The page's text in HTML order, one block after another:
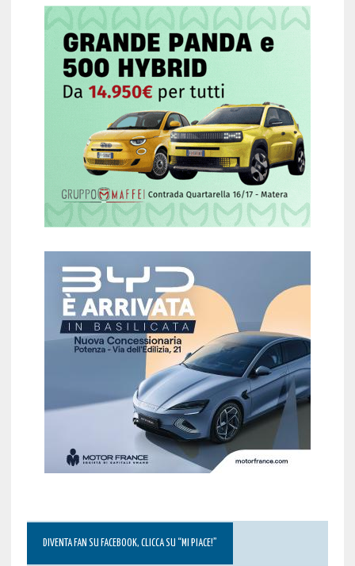
DIVENTA FAN SU FACEBOOK, CLICCA SU “MI PIACE!”